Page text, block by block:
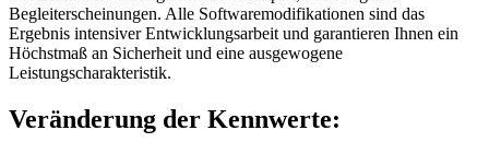
Begleiterscheinungen. Alle Softwaremodifikationen sind das
Ergebnis intensiver Entwicklungsarbeit und garantieren Ihnen ein
Höchstmaß an Sicherheit und eine ausgewogene
Leistungscharakteristik.
Veränderung der Kennwerte: